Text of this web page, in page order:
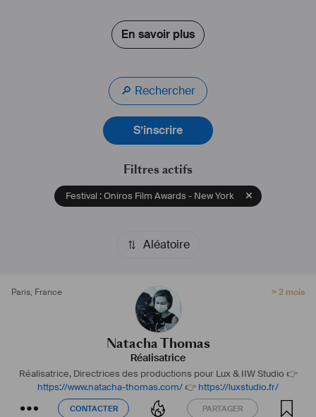
En savoir plus
🔎 Rechercher
S’inscrire
Filtres actifs
Festival : Oniros Film Awards - New York
Aléatoire
Paris, France > 2 mois
Natacha Thomas
Réalisatrice
Réalisatrice, Directrices des productions pour Lux & IIW Studio 👉
https://www.natacha-thomas.com/ 👉 https://luxstudio.fr/
CONTACTER PARTAGER
CONTACTER PARTAGER